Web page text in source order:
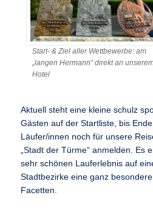
Start- & Ziel aller Wettbewerbe: am
„langen Hermann“ direkt an
Hotel
Aktuell steht eine kleine schulz
Gästen auf der Startliste, bis
Läufer/innen noch für unsere
„Stadt der Türme“ anmelden. Es
sehr schönen Lauferlebnis auf
Stadtbezirke eine ganz
Facetten.